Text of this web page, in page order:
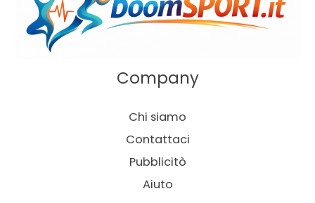
Company
Chi siamo
Contattaci
Pubblicitò
Aiuto